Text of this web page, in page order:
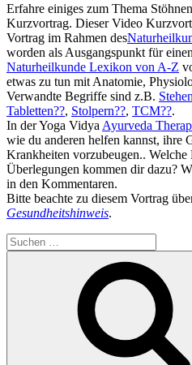
Erfahre einiges zum Thema
Kurzvortrag. Dieser Video
Vortrag im Rahmen des
worden als Ausgangspunkt für
Naturheilkunde Lexikon von A-Z
etwas zu tun mit Anatomie,
Verwandte Begriffe sind z.B.
Tabletten??, Stolpern??, TCM??.
In der Yoga Vidya Ayurveda
wie du anderen helfen kannst, ihre
Krankheiten vorzubeugen.. Welche
Überlegungen kommen dir dazu?
in den Kommentaren.
Bitte beachte zu diesem Vortrag
Gesundheitshinweis.
Suchen
nach: